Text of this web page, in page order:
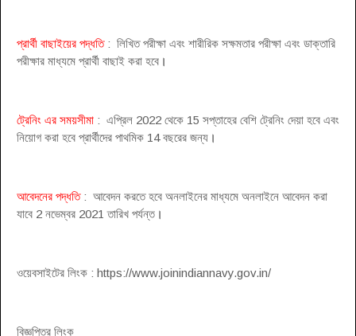
প্রার্থী বাছাইয়ের পদ্ধতি: লিখিত পরীক্ষা এবং শারীরিক সক্ষমতার পরীক্ষা এবং ডাক্তারি
পরীক্ষার মাধ্যমে প্রার্থী বাছাই করা হবে ।
ট্রেনিং এর সময়সীমা : এপ্রিল 2022 থেকে 15 সপ্তাহের বেশি ট্রেনিং দেয়া হবে এবং
নিয়োগ করা হবে প্রার্থীদের পাথমিক 14 বছরের জন্য ।
আবেদনের পদ্ধতি: আবেদন করতে হবে অনলাইনের মাধ্যমে অনলাইনে আবেদন করা
যাবে 2 নভেম্বর 2021 তারিখ পর্যন্ত ।
ওয়েবসাইটের লিংক : https://www.joinindiannavy.gov.in/
বিজ্ঞপ্তির লিংক